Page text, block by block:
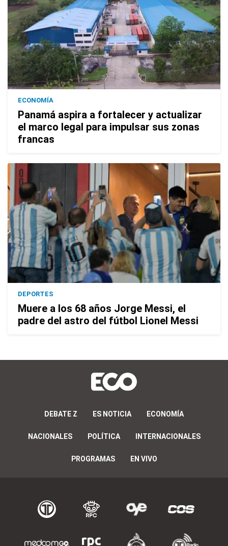
ECONOMÍA
Panamá aspira a fortalecer y actualizar
el marco legal para impulsar sus zonas
francas
DEPORTES
Muere a los 68 años Jorge Messi, el
padre del astro del fútbol Lionel Messi
DEBATE Z ES NOTICIA ECONOMÍA
NACIONALES POLÍTICA INTERNACIONALES
PROGRAMAS EN VIVO